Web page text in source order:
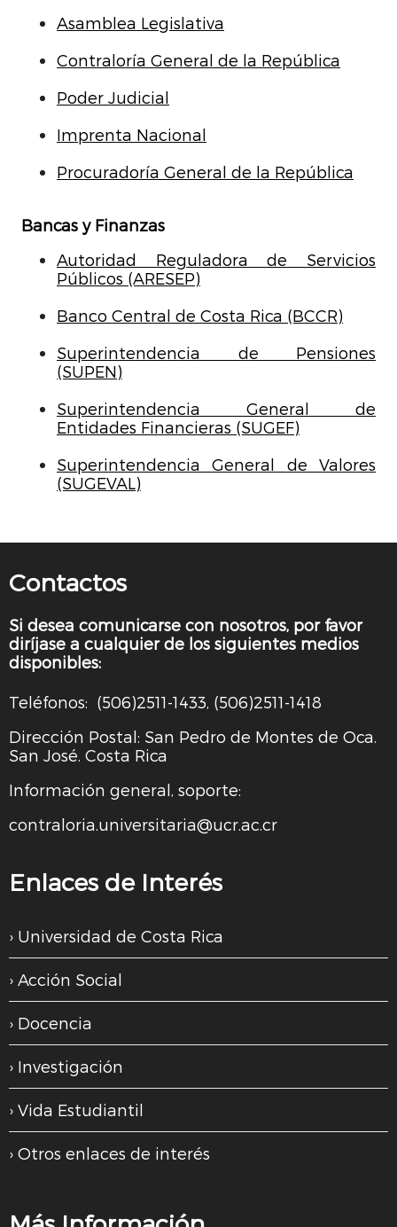
Asamblea Legislativa
Contraloría General de la República
Poder Judicial
Imprenta Nacional
Procuradoría General de la República
Bancas y Finanzas
Autoridad Reguladora de Servicios
Públicos (ARESEP)
Banco Central de Costa Rica (BCCR)
Superintendencia de Pensiones
(SUPEN)
Superintendencia General de
Entidades Financieras (SUGEF)
Superintendencia General de Valores
(SUGEVAL)
Contactos
Si desea comunicarse con nosotros, por favor
diríjase a cualquier de los siguientes medios
disponibles:
Teléfonos: (506)2511-1433, (506)2511-1418
Dirección Postal: San Pedro de Montes de Oca.
San José. Costa Rica
Información general, soporte:
contraloria.universitaria@ucr.ac.cr
Enlaces de Interés
Universidad de Costa Rica
Acción Social
Docencia
Investigación
Vida Estudiantil
Otros enlaces de interés